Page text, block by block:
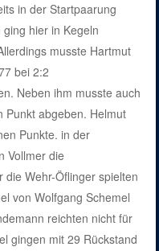
in der Startpaarung
hier in Kegeln
musste Hartmut
bei 2:2
Neben ihm musste auch
Punkt abgeben. Helmut
Punkte. in der
Vollmer die
die Wehr-Öflinger spielten
von Wolfgang Schemel
reichten nicht für
gingen mit 29 Rückstand